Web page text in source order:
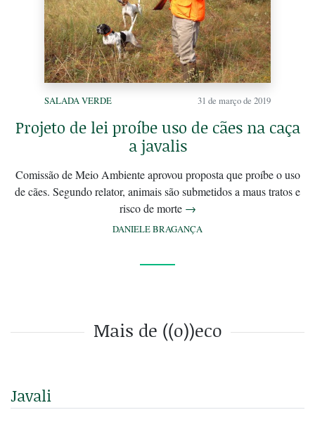
SALADA VERDE 31 de março de 2019
Projeto de lei proíbe uso de cães na caça
a javalis
Comissão de Meio Ambiente aprovou proposta que proíbe o uso
de cães. Segundo relator, animais são submetidos a maus tratos e
risco de morte →
DANIELE BRAGANÇA
Mais de ((o))eco
Javali